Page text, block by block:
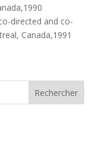
directed and co-
Canada,1991